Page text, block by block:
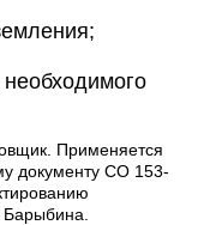
Применяется
документу СО 153-